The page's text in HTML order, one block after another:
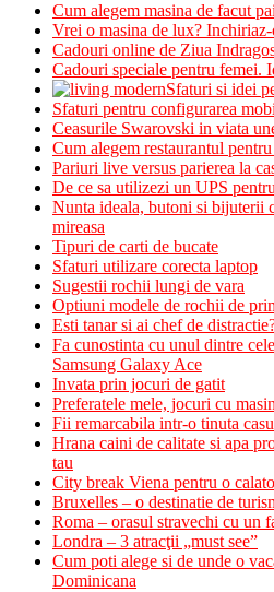
Cum alegem masina de facut
Vrei o masina de lux?
Cadouri online de Ziua
Cadouri speciale pentru femei.
Sfaturi si idei
Sfaturi pentru configurarea
Ceasurile Swarovski in viata
Cum alegem restaurantul
Pariuri live versus parierea la
De ce sa utilizezi un UPS
Nunta ideala, butoni si bijuterii
mireasa
Tipuri de carti de bucate
Sfaturi utilizare corecta laptop
Sugestii rochii lungi de vara
Optiuni modele de rochii de
Esti tanar si ai chef de
Fa cunostinta cu unul dintre
Samsung Galaxy Ace
Invata prin jocuri de gatit
Preferatele mele, jocuri cu
Fii remarcabila intr-o tinuta
Hrana caini de calitate si apa
tau
City break Viena pentru o
Bruxelles – o destinatie de
Roma – orasul stravechi cu un
Londra – 3 atracţii „must see”
Cum poti alege si de unde o
Dominicana